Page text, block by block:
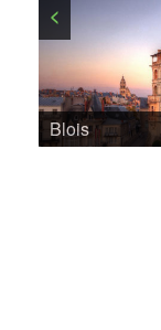
Blois
<